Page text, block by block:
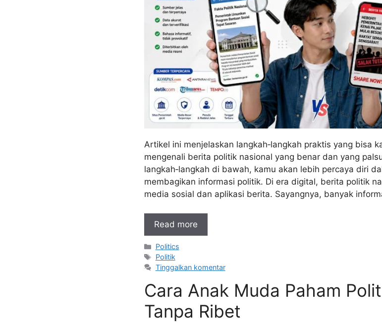
Artikel ini menjelaskan langkah‑langkah praktis yang bisa
mengenali berita politik nasional yang benar dan yang
langkah‑langkah di bawah, kamu akan lebih percaya diri
membagikan informasi politik. Di era digital, berita politik
media sosial dan aplikasi berita. Sayangnya, banyak
Read more
Kategori
Politics
Tag
Politik
Tinggalkan komentar
Cara Anak Muda Paham
Tanpa Ribet